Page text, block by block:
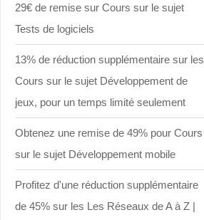
29€ de remise sur Cours sur le sujet
Tests de logiciels
13% de réduction supplémentaire sur les
Cours sur le sujet Développement de
jeux, pour un temps limité seulement
Obtenez une remise de 49% pour Cours
sur le sujet Développement mobile
Profitez d'une réduction supplémentaire
de 45% sur les Les Réseaux de A à Z |